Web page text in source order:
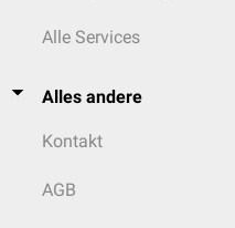
Alle Services
Alles andere
Kontakt
AGB